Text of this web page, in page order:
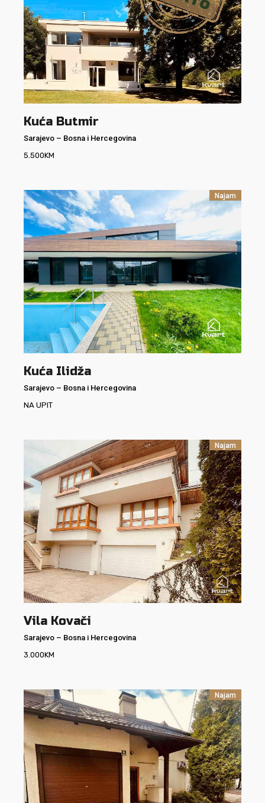
Kuća Butmir
Sarajevo – Bosna i Hercegovina
5.500KM
Najam
Kuća Ilidža
Sarajevo – Bosna i Hercegovina
NA UPIT
Najam
Vila Kovači
Sarajevo – Bosna i Hercegovina
3.000KM
Najam